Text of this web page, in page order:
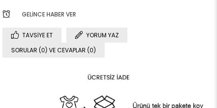
GELINCE HABER VER
TAVSIYE ET
YORUM YAZ
SORULAR (0) VE CEVAPLAR (0)